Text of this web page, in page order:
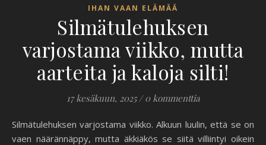
IHAN VAAN ELÄMÄÄ
Silmätulehuksen
varjostama viikko, mutta
aarteita ja kaloja silti!
17 kesäkuun, 2025 / 0 kommenttia
Silmätulehuksen varjostama viikko. Alkuun luulin, että se on
vaen näärännäppy, mutta äkkiäkös se siitä villiintyi oikein